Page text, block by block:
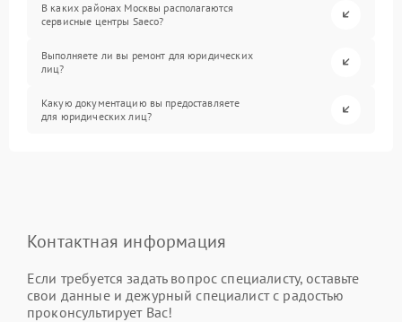
В каких районах Москвы располагаются
сервисные центры Saeco?
Выполняете ли вы ремонт для юридических
лиц?
Какую документацию вы предоставляете
для юридических лиц?
Контактная информация
Если требуется задать вопрос специалисту, оставьте
свои данные и дежурный специалист с радостью
проконсультирует Вас!